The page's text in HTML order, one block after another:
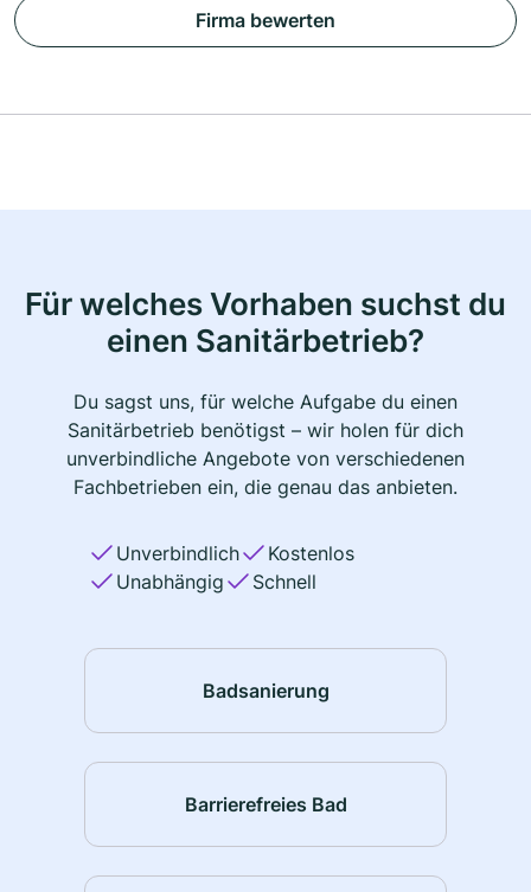
Firma bewerten
Für welches Vorhaben suchst du
einen Sanitärbetrieb?
Du sagst uns, für welche Aufgabe du einen
Sanitärbetrieb benötigst – wir holen für dich
unverbindliche Angebote von verschiedenen
Fachbetrieben ein, die genau das anbieten.
Unverbindlich
Kostenlos
Unabhängig
Schnell
Badsanierung
Barrierefreies Bad